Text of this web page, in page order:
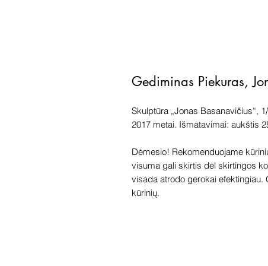
Gediminas Piekuras,
Skulptūra „Jonas Basanavičius“,
2017 metai. Išmatavimai: aukštis
Dėmesio! Rekomenduojame
visuma gali skirtis dėl skirtingos
visada atrodo gerokai efektingiau.
kūrinių.